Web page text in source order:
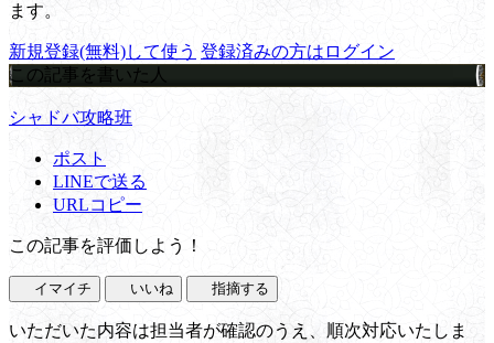
ます。
新規登録(無料)して使う 登録済みの方はログイン
この記事を書いた人
シャドバ攻略班
ポスト
LINEで送る
URLコピー
この記事を評価しよう！
イマイチ いいね 指摘する
いただいた内容は担当者が確認のうえ、順次対応いたしま